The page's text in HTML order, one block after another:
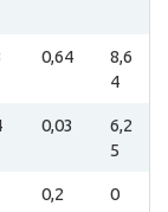
0,64
8,6
4
0,03
6,2
5
0,2 0